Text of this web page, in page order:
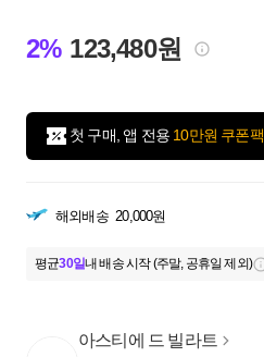
2% 123,480원
첫 구매, 앱 전용 10만원 쿠폰팩
해외배송 20,000원
평균30일내 배송 시작 (주말, 공휴일 제외)
아스티에 드 빌라트